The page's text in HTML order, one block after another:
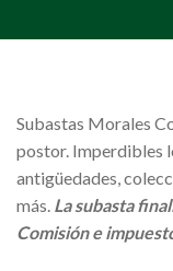
Subastas Morales
postor. Imperdibles
antigüedades,
más. La subasta
Comisión e